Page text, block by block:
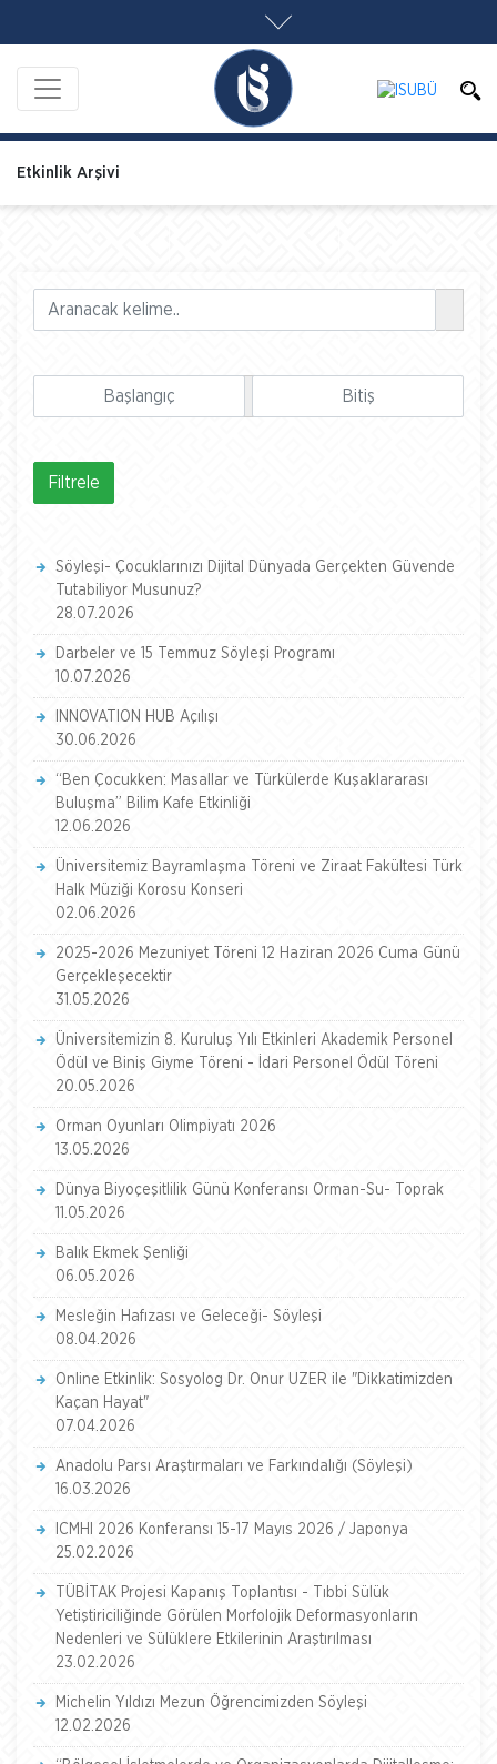
Etkinlik Arşivi
Söyleşi- Çocuklarınızı Dijital Dünyada Gerçekten Güvende
Tutabiliyor Musunuz?
28.07.2026
Darbeler ve 15 Temmuz Söyleşi Programı
10.07.2026
INNOVATION HUB Açılışı
30.06.2026
“Ben Çocukken: Masallar ve Türkülerde Kuşaklararası
Buluşma” Bilim Kafe Etkinliği
12.06.2026
Üniversitemiz Bayramlaşma Töreni ve Ziraat Fakültesi Türk
Halk Müziği Korosu Konseri
02.06.2026
2025-2026 Mezuniyet Töreni 12 Haziran 2026 Cuma Günü
Gerçekleşecektir
31.05.2026
Üniversitemizin 8. Kuruluş Yılı Etkinleri Akademik Personel
Ödül ve Biniş Giyme Töreni - İdari Personel Ödül Töreni
20.05.2026
Orman Oyunları Olimpiyatı 2026
13.05.2026
Dünya Biyoçeşitlilik Günü Konferansı Orman-Su- Toprak
11.05.2026
Balık Ekmek Şenliği
06.05.2026
Mesleğin Hafızası ve Geleceği- Söyleşi
08.04.2026
Online Etkinlik: Sosyolog Dr. Onur UZER ile "Dikkatimizden
Kaçan Hayat"
07.04.2026
Anadolu Parsı Araştırmaları ve Farkındalığı (Söyleşi)
16.03.2026
ICMHI 2026 Konferansı 15-17 Mayıs 2026 / Japonya
25.02.2026
TÜBİTAK Projesi Kapanış Toplantısı - Tıbbi Sülük
Yetiştiriciliğinde Görülen Morfolojik Deformasyonların
Nedenleri ve Sülüklere Etkilerinin Araştırılması
23.02.2026
Michelin Yıldızı Mezun Öğrencimizden Söyleşi
12.02.2026